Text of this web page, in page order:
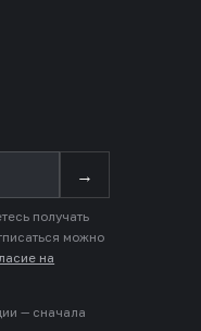
→
получать
можно
на
— сначала